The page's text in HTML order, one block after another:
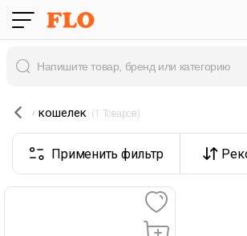
кошелек (1 Товаров)
Применить фильтр